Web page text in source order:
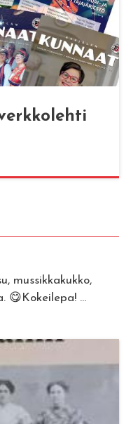
mussikkakukko,
😋Kokeilepa! ...